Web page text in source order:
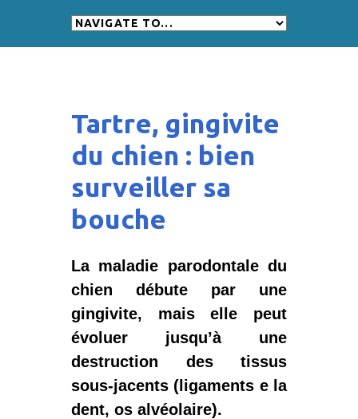
Tartre, gingivite
du chien : bien
surveiller sa
bouche
La maladie parodontale du
chien débute par une
gingivite, mais elle peut
évoluer jusqu’à une
destruction des tissus
sous-jacents (ligaments e la
dent, os alvéolaire).